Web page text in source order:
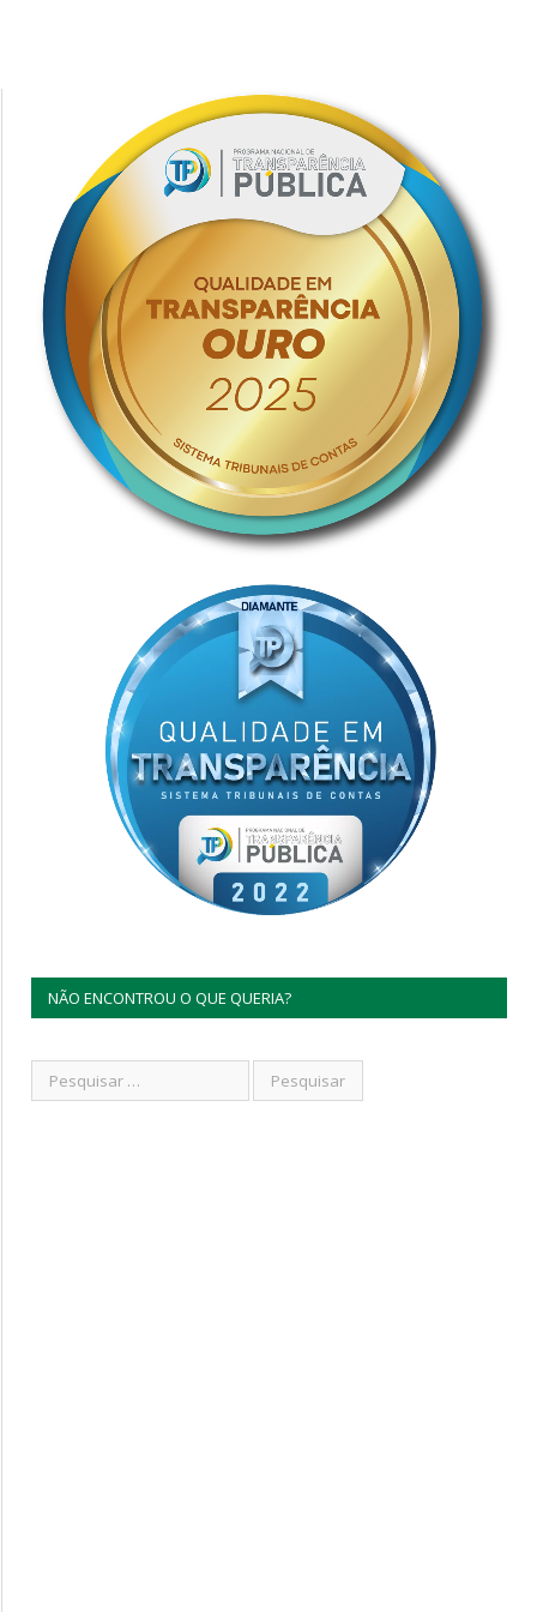
NÃO ENCONTROU O QUE QUERIA?